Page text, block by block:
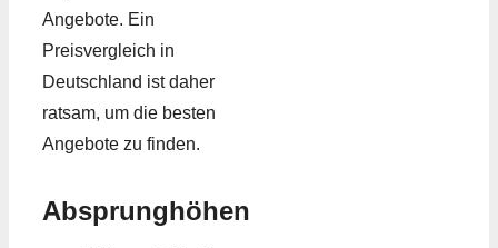
Angebote. Ein
Preisvergleich in
Deutschland ist daher
ratsam, um die besten
Angebote zu finden.
Absprunghöhen